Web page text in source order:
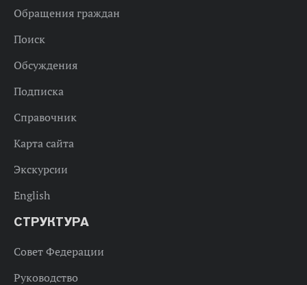
Обращения граждан
Поиск
Обсуждения
Подписка
Справочник
Карта сайта
Экскурсии
English
СТРУКТУРА
Совет Федерации
Руководство